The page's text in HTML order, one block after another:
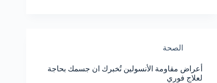
الصحة
أعراض مقاومة الأنسولين تُخبرك ان جسمك بحاجة
لعلاج فوري